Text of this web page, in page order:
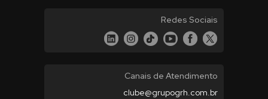
Redes Sociais
Canais de Atendimento
clube@grupogrh.com.br